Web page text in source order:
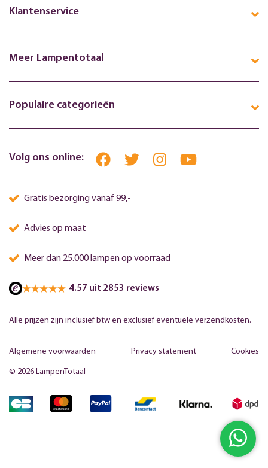
Klantenservice
Meer Lampentotaal
Populaire categorieën
Volg ons online:
Gratis bezorging vanaf 99,-
Advies op maat
Meer dan 25.000 lampen op voorraad
4.57 uit 2853 reviews
Alle prijzen zijn inclusief btw en exclusief eventuele verzendkosten.
© 2026 LampenTotaal
Algemene voorwaarden Privacy statement Cookies